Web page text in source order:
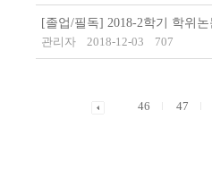
[졸업/필독] 2018-2학기 학위
관리자
2018-12-03 707
46 47